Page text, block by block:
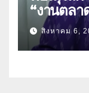
“งานตล
“เกษตรรุ่
ประโยช
คู่ธุรกิจดั
สิงหาคม 6,